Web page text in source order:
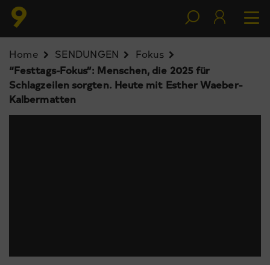
Home SENDUNGEN
Fokus
“Festtags-Fokus”: Menschen, die 2025 für
Schlagzeilen sorgten. Heute mit Esther Waeber-
Kalbermatten